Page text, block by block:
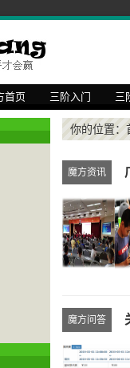
首页 三阶入门 三
你的位置：
魔方资讯
魔方问答